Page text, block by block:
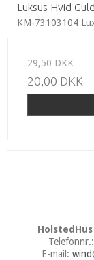
Luksus Hvid Guld
KM-73103104
29,50 DKK
20,00 DKK
HolstedHus
Telefonnr.:
E-mail: